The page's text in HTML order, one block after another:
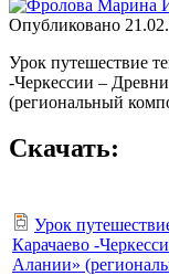
Опубликовано
Урок путешествие
-Черкессии –
(региональный
Скачать:
Урок
Карачаево -
Алании»